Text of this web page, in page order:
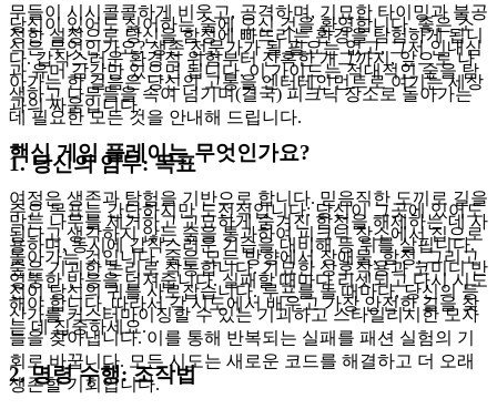
무들이 시시콜콜하게 비웃고, 공격하며, 기묘한 타이밍과 불공
정한 설정으로 당신을 함정에 빠뜨리는 환경을 탐험하게 됩니
다. 갑작스러운 환경적 위험부터 잔혹한 개그까지, 앞으로 나
아가는 한 걸음은 당신의 고통을 엔터테인먼트로 여기는 세상
과의 싸움입니다.
핵심 게임 플레이는 무엇인가요?
여정은 생존과 탐험을 기반으로 합니다. 믿음직한 도끼로 길을
막는 나무를 제거하고 교묘하게 숨겨진 함정을 해제하는 데 사
용하며, 동시에 갑작스러운 기습을 대비해 등 뒤를 살핍니다.
숲은 기괴한 논리로 작동합니다. 기묘한 상호작용과 코미디 반
전이 당신의 귀를 사로잡습니다. 루프를 돌 때마다, 당신의 등
산가를 커스터마이징할 수 있는 기괴하고 스타일리시한 모자
들을 찾아냅니다. 이를 통해 반복되는 실패를 패션 실험의 기
회로 바꿉니다. 모든 시도는 새로운 코드를 해결하고 더 오래
생존할 기회입니다.
당신이 있어도 싫어하는 숲에 오신 것을 환영합니다. 좋은 소
식은 무엇인가요? 생존 전문가가 될 필요는 없고, 그저 인내심
과 유머 감각만 있으면 됩니다. 이 가이드는 적대적인 숲을 탐
색하고 나무들을 속여 넘기며(결국) 피크닉 장소로 돌아가는
데 필요한 모든 것을 안내해 드립니다.
1. 당신의 임무: 목표
주요 목표는 간단하지만 도전적입니다: 당신이 그곳에 있어도
된다고 생각하지 않는 숲을 통과하여 피크닉 장소에서 집으로
돌아가는 것입니다. 숲은 모든 방향에서 장애물, 함정, 그리고
엉뚱한 반응을 던져줍니다. 실패할 때마다 리셋되고 다시 시도
해야 합니다. 따라서 각 시도에서 배우고 가장 안전한 길을 찾
는 데 집중하세요.
2. 명령 수행: 조작법